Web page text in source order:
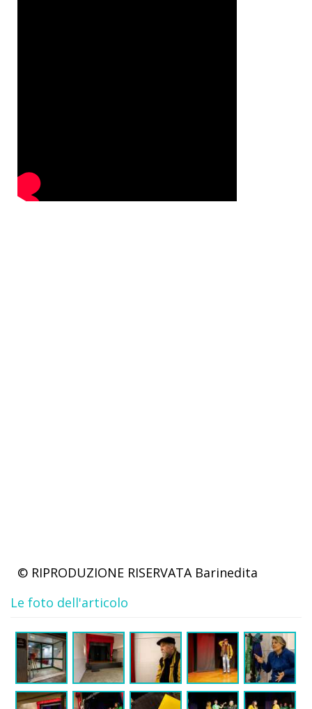
© RIPRODUZIONE RISERVATA Barinedita
Le foto dell'articolo